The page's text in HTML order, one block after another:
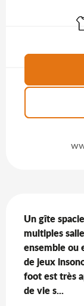
Un gîte
multiples
ensemble ou
de jeux
foot est très
de vie s...